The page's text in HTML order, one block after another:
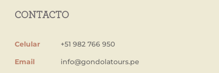
CONTACTO
Celular
+51 982 766 950
Email
info@gondolatours.pe